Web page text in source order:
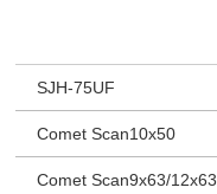
SJH-75UF
Comet Scan10x50
Comet Scan9x63/12x63